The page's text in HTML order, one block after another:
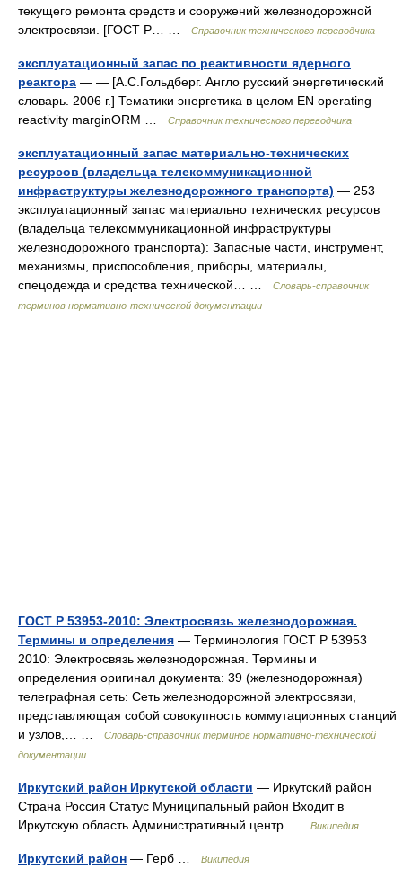
текущего ремонта средств и сооружений железнодорожной
электросвязи. [ГОСТ Р… …
Справочник технического переводчика
эксплуатационный запас по реактивности ядерного
реактора — — [А.С.Гольдберг. Англо русский энергетический
словарь. 2006 г.] Тематики энергетика в целом EN operating
reactivity marginORM …
Справочник технического переводчика
эксплуатационный запас материально-технических
ресурсов (владельца телекоммуникационной
инфраструктуры железнодорожного транспорта) — 253
эксплуатационный запас материально технических ресурсов
(владельца телекоммуникационной инфраструктуры
железнодорожного транспорта): Запасные части, инструмент,
механизмы, приспособления, приборы, материалы,
спецодежда и средства технической… …
Словарь-справочник
терминов нормативно-технической документации
ГОСТ Р 53953-2010: Электросвязь железнодорожная.
Термины и определения — Терминология ГОСТ Р 53953
2010: Электросвязь железнодорожная. Термины и
определения оригинал документа: 39 (железнодорожная)
телеграфная сеть: Сеть железнодорожной электросвязи,
представляющая собой совокупность коммутационных станций
и узлов,… …
Словарь-справочник терминов нормативно-технической
документации
Иркутский район Иркутской области — Иркутский район
Страна Россия Статус Муниципальный район Входит в
Иркутскую область Административный центр …
Википедия
Иркутский район — Герб … Википедия